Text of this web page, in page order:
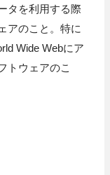
タを利用する際
アのこと。特に
Wide Webにア
トウェアのこ